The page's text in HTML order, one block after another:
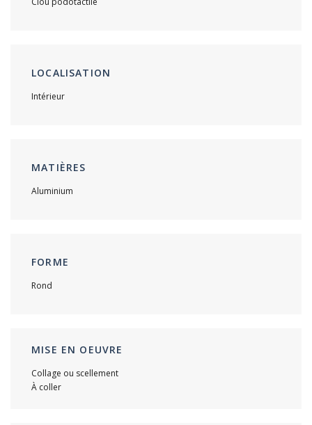
LOCALISATION
Intérieur
MATIÈRES
Aluminium
FORME
Rond
MISE EN OEUVRE
Collage ou scellement
À coller